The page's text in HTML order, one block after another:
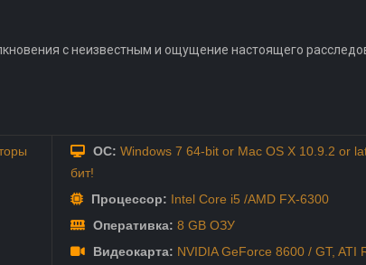
с неизвестным и ощущение настоящего
ОС: Windows 7 64-bit or Mac OS X 10.9.2 or
бит!
Процессор: Intel Core i5 /AMD FX-6300
Оперативка: 8 GB ОЗУ
Видеокарта: NVIDIA GeForce 8600 / GT, ATI